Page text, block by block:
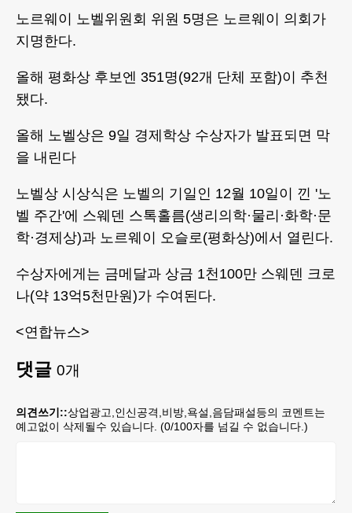
노르웨이 노벨위원회 위원 5명은 노르웨이 의회가
지명한다.
올해 평화상 후보엔 351명(92개 단체 포함)이 추천
됐다.
올해 노벨상은 9일 경제학상 수상자가 발표되면 막
을 내린다
노벨상 시상식은 노벨의 기일인 12월 10일이 낀 '노
벨 주간'에 스웨덴 스톡홀름(생리의학·물리·화학·문
학·경제상)과 노르웨이 오슬로(평화상)에서 열린다.
수상자에게는 금메달과 상금 1천100만 스웨덴 크로
나(약 13억5천만원)가 수여된다.
<연합뉴스>
댓글 0개
의견쓰기::상업광고,인신공격,비방,욕설,음담패설등의 코멘트는
예고없이 삭제될수 있습니다. (0/100자를 넘길 수 없습니다.)